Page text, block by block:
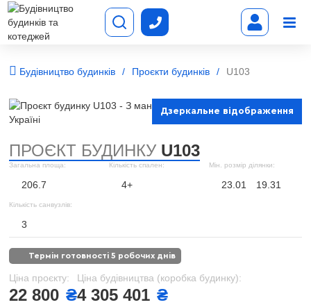
Будівництво будинків Проєкти будинків U103
Дзеркальне відображення
ПРОЄКТ БУДИНКУ U103
Загальна площа:
206.7
Кількість спален:
4+
Мін. розмір ділянки:
23.01 19.31
Кількість санвузлів:
3
термін готовності 5 робочих днів
Ціна проєкту:
22 800 ₴
Ціна будівництва (коробка будинку):
4 305 401 ₴